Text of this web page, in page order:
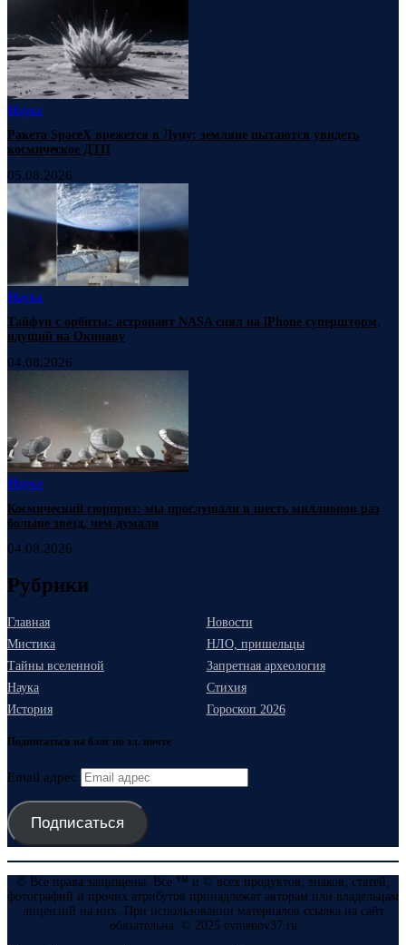
Наука
Ракета SpaceX врежется в Луну: земляне пытаются увидеть
космическое ДТП
05.08.2026
Наука
Тайфун с орбиты: астронавт NASA снял на iPhone супершторм,
идущий на Окинаву
04.08.2026
Наука
Космический сюрприз: мы прослушали в шесть миллионов раз
больше звезд, чем думали
04.08.2026
Рубрики
Главная
Новости
Мистика
НЛО, пришельцы
Тайны вселенной
Запретная археология
Наука
Стихия
История
Гороскоп 2026
Подписаться на блог по эл. почте
Email адрес
Подписаться
© Все права защищены. Все ™ и © всех продуктов, знаков, статей,
фотографий и прочих атрибутов принадлежат авторам или владельцам
лицензий на них. При использовании материалов ссылка на сайт
обязательна. © 2025 evmenov37.ru